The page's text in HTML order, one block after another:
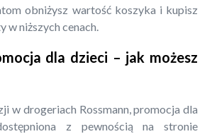
obniżysz wartość koszyka i kupisz
w niższych cenach.
dla dzieci – jak możesz
w drogeriach Rossmann, promocja dla
z pewnością na stronie